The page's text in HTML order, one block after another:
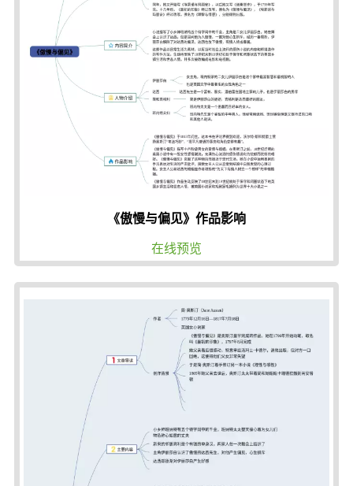
《傲慢与偏见》作品影响
在线预览